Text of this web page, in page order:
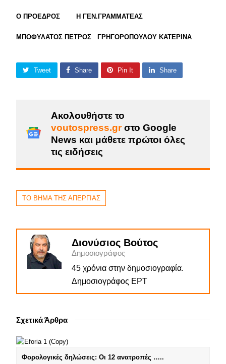
Ο ΠΡΟΕΔΡΟΣ Η ΓΕΝ.ΓΡΑΜΜΑΤΕΑΣ
ΜΠΟΦΥΛΑΤΟΣ ΠΕΤΡΟΣ ΓΡΗΓΟΡΟΠΟΥΛΟΥ ΚΑΤΕΡΙΝΑ
Tweet Share Pin It Share
Ακολουθήστε το
voutospress.grστο Google
News και μάθετε πρώτοι όλες
τις ειδήσεις
ΤΟ ΒΗΜΑ ΤΗΣ ΑΠΕΡΓΙΑΣ
Διονύσιος Βούτος
Δημοσιογράφος
45 χρόνια στην δημοσιογραφία.
Δημοσιογράφος ΕΡΤ
Σχετικά Άρθρα
Φορολογικές δηλώσεις: Οι 12 ανατροπές …..